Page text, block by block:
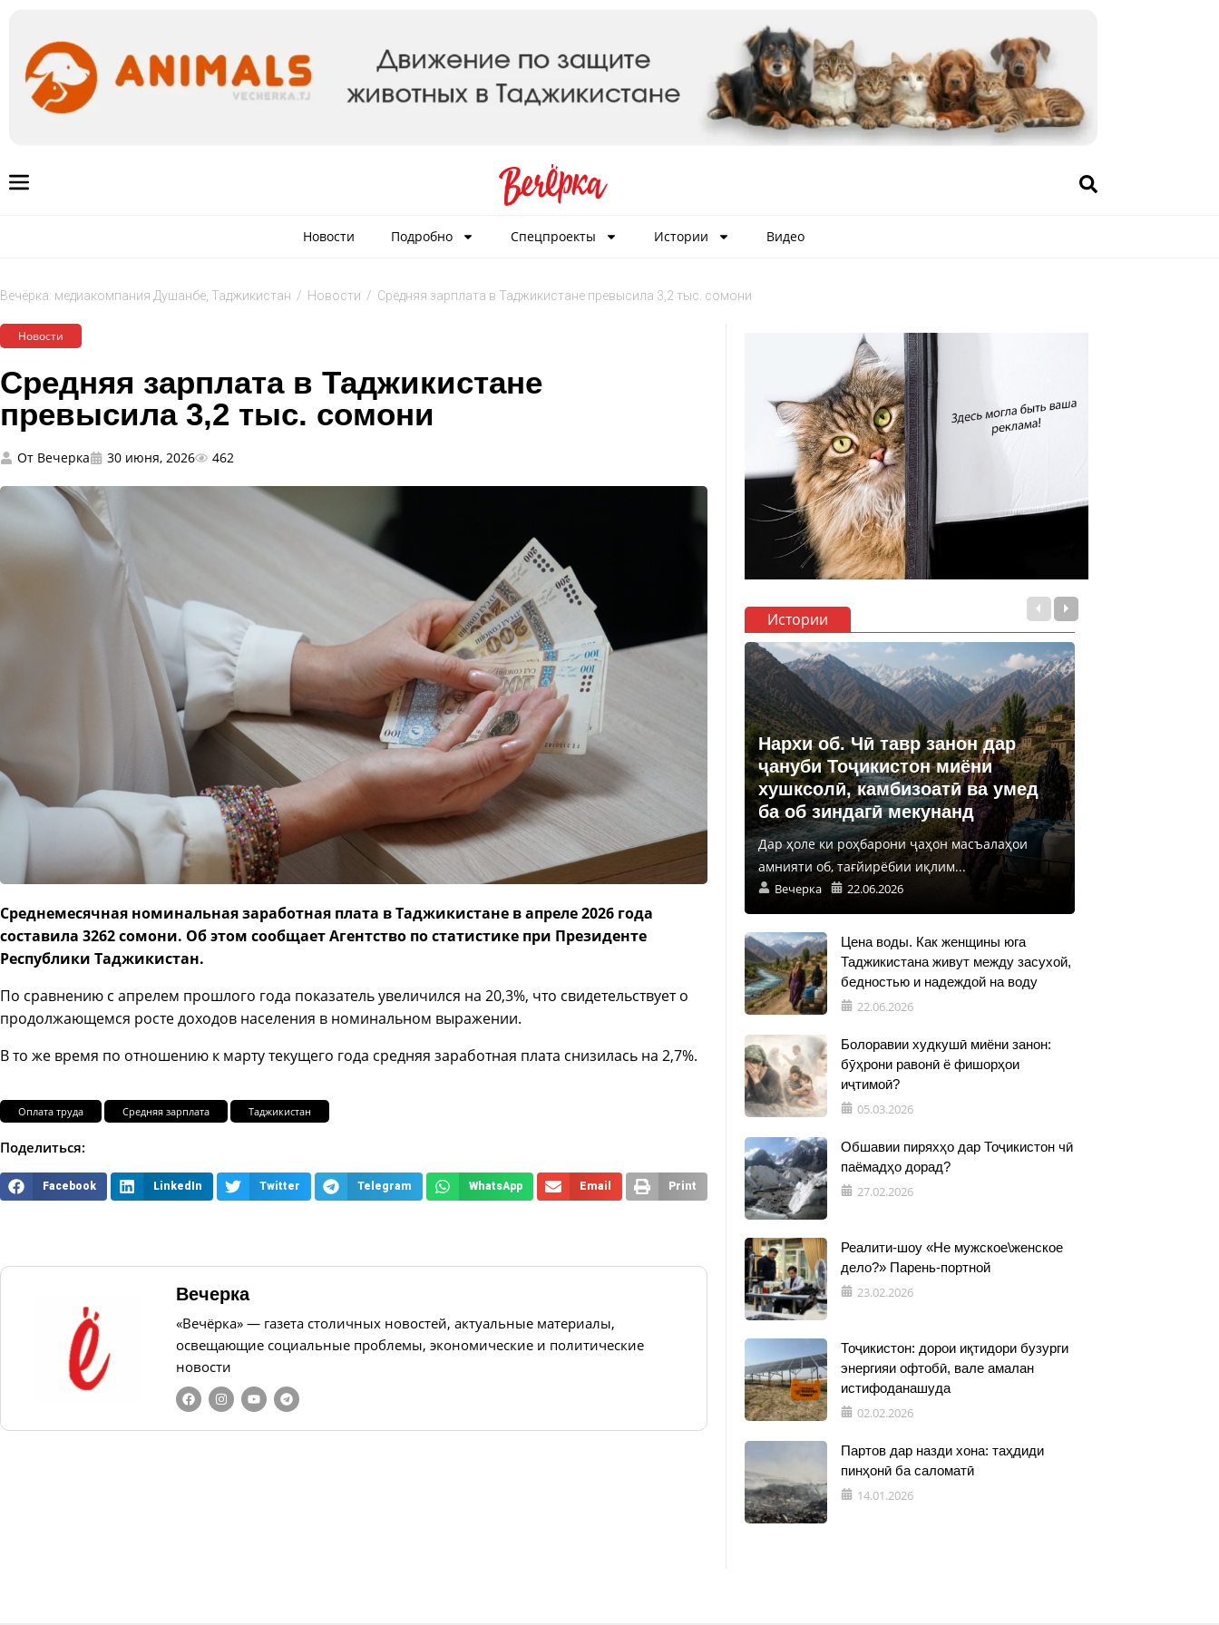
Новости Подробно Спецпроекты Истории Видео
Вечёрка: медиакомпания Душанбе, Таджикистан / Новости / Средняя зарплата в Таджикистане превысила 3,2 тыс. сомони
Новости
Средняя зарплата в Таджикистане
превысила 3,2 тыс. сомони
От Вечерка 30 июня, 2026 462
Среднемесячная номинальная заработная плата в Таджикистане в апреле 2026 года
составила 3262 сомони. Об этом сообщает Агентство по статистике при Президенте
Республики Таджикистан.
По сравнению с апрелем прошлого года показатель увеличился на 20,3%, что свидетельствует о
продолжающемся росте доходов населения в номинальном выражении.
В то же время по отношению к марту текущего года средняя заработная плата снизилась на 2,7%.
Оплата труда Средняя зарплата Таджикистан
Поделиться:
Facebook LinkedIn Twitter Telegram WhatsApp Email Print
Вечерка
«Вечёрка» — газета столичных новостей, актуальные материалы,
освещающие социальные проблемы, экономические и политические
новости
Истории
Нархи об. Чӣ тавр занон дар
ҷануби Тоҷикистон миёни
хушксолӣ, камбизоатӣ ва умед
ба об зиндагӣ мекунанд
Дар ҳоле ки роҳбарони ҷаҳон масъалаҳои
амнияти об, тағйирёбии иқлим...
Вечерка 22.06.2026
Цена воды. Как женщины юга
Таджикистана живут между засухой,
бедностью и надеждой на воду
22.06.2026
Болоравии худкушӣ миёни занон:
бӯҳрони равонӣ ё фишорҳои
иҷтимоӣ?
05.03.2026
Обшавии пиряхҳо дар Тоҷикистон чӣ
паёмадҳо дорад?
27.02.2026
Реалити-шоу «Не мужское\женское
дело?» Парень-портной
23.02.2026
Тоҷикистон: дорои иқтидори бузурги
энергияи офтобӣ, вале амалан
истифоданашуда
02.02.2026
Партов дар назди хона: таҳдиди
пинҳонӣ ба саломатӣ
14.01.2026